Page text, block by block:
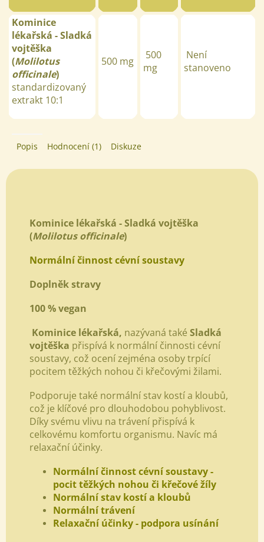
Kominice
lékařská - Sladká
vojtěška
(Molilotus
officinale)
standardizovaný
extrakt 10:1
500 mg
500
mg
Není
stanoveno
Popis Hodnocení (1) Diskuze
Kominice lékařská - Sladká vojtěška
(Molilotus officinale)
Normální činnost cévní soustavy
Doplněk stravy
​100 % vegan
Kominice lékařská, nazývaná také Sladká
vojtěška přispívá k normální činnosti cévní
soustavy, což ocení zejména osoby trpící
pocitem těžkých nohou či křečovými žilami.
Podporuje také normální stav kostí a kloubů,
což je klíčové pro dlouhodobou pohyblivost.
Díky svému vlivu na trávení přispívá k
celkovému komfortu organismu. Navíc má
relaxační účinky.
Normální činnost cévní soustavy -
pocit těžkých nohou či křečové žíly
Normální stav kostí a kloubů
Normální trávení
Relaxační účinky - podpora usínání